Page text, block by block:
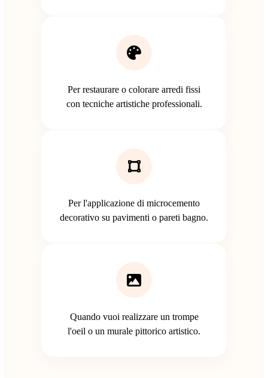
Per restaurare o colorare arredi fissi
con tecniche artistiche professionali.
Per l'applicazione di microcemento
decorativo su pavimenti o pareti bagno.
Quando vuoi realizzare un trompe
l'oeil o un murale pittorico artistico.